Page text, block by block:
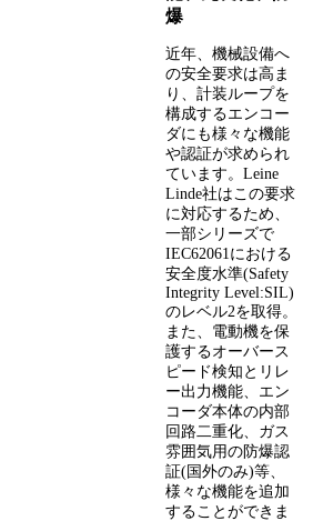
爆
近年、機械設備へ
の安全要求は高ま
り、計装ループを
構成するエンコー
ダにも様々な機能
や認証が求められ
ています。Leine
Linde社はこの要求
に対応するため、
一部シリーズで
IEC62061における
安全度水準(Safety
Integrity Level:SIL)
のレベル2を取得。
また、電動機を保
護するオーバース
ピード検知とリレ
ー出力機能、エン
コーダ本体の内部
回路二重化、ガス
雰囲気用の防爆認
証(国外のみ)等、
様々な機能を追加
することができま